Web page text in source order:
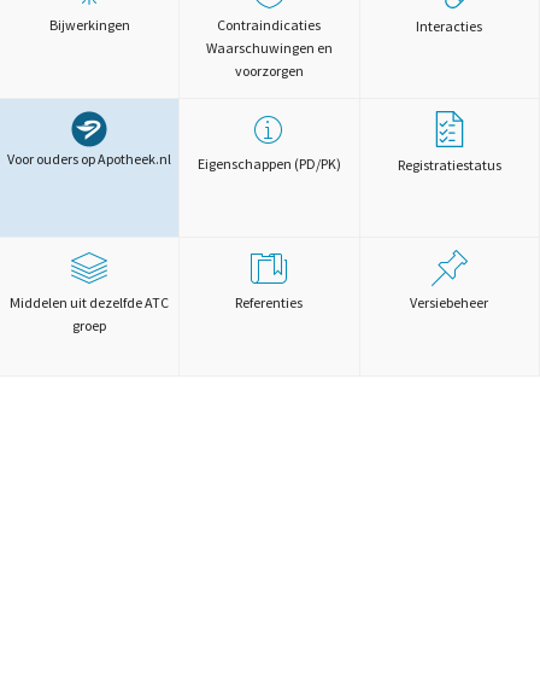
Bijwerkingen
Contraindicaties
Waarschuwingen en
voorzorgen
Interacties
Voor ouders op Apotheek.nl Eigenschappen (PD/PK) Registratiestatus
Middelen uit dezelfde ATC
groep
Referenties Versiebeheer